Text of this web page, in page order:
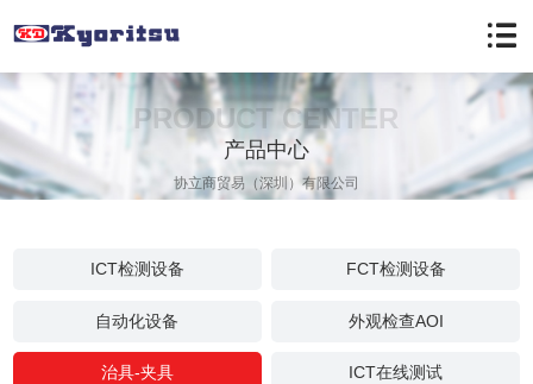
PRODUCT CENTER
产品中心
协立商贸易（深圳）有限公司
ICT检测设备 FCT检测设备
自动化设备 外观检查AOI
治具-夹具 ICT在线测试